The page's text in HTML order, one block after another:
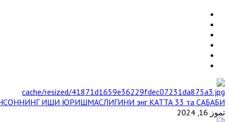
ИШИ ЮРИШМАСЛИГИНИ энг КАТТА 33 та САБАБИ
تموز 16, 2024